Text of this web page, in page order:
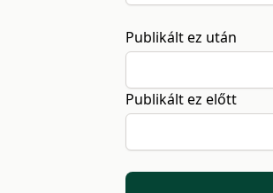
Publikált ez után
Publikált ez előtt